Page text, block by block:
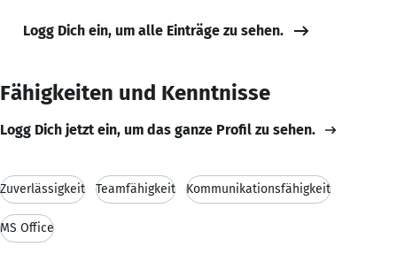
Logg Dich ein, um alle Einträge zu sehen.
Fähigkeiten und Kenntnisse
Logg Dich jetzt ein, um das ganze Profil zu sehen.
Zuverlässigkeit Teamfähigkeit Kommunikationsfähigkeit
MS Office